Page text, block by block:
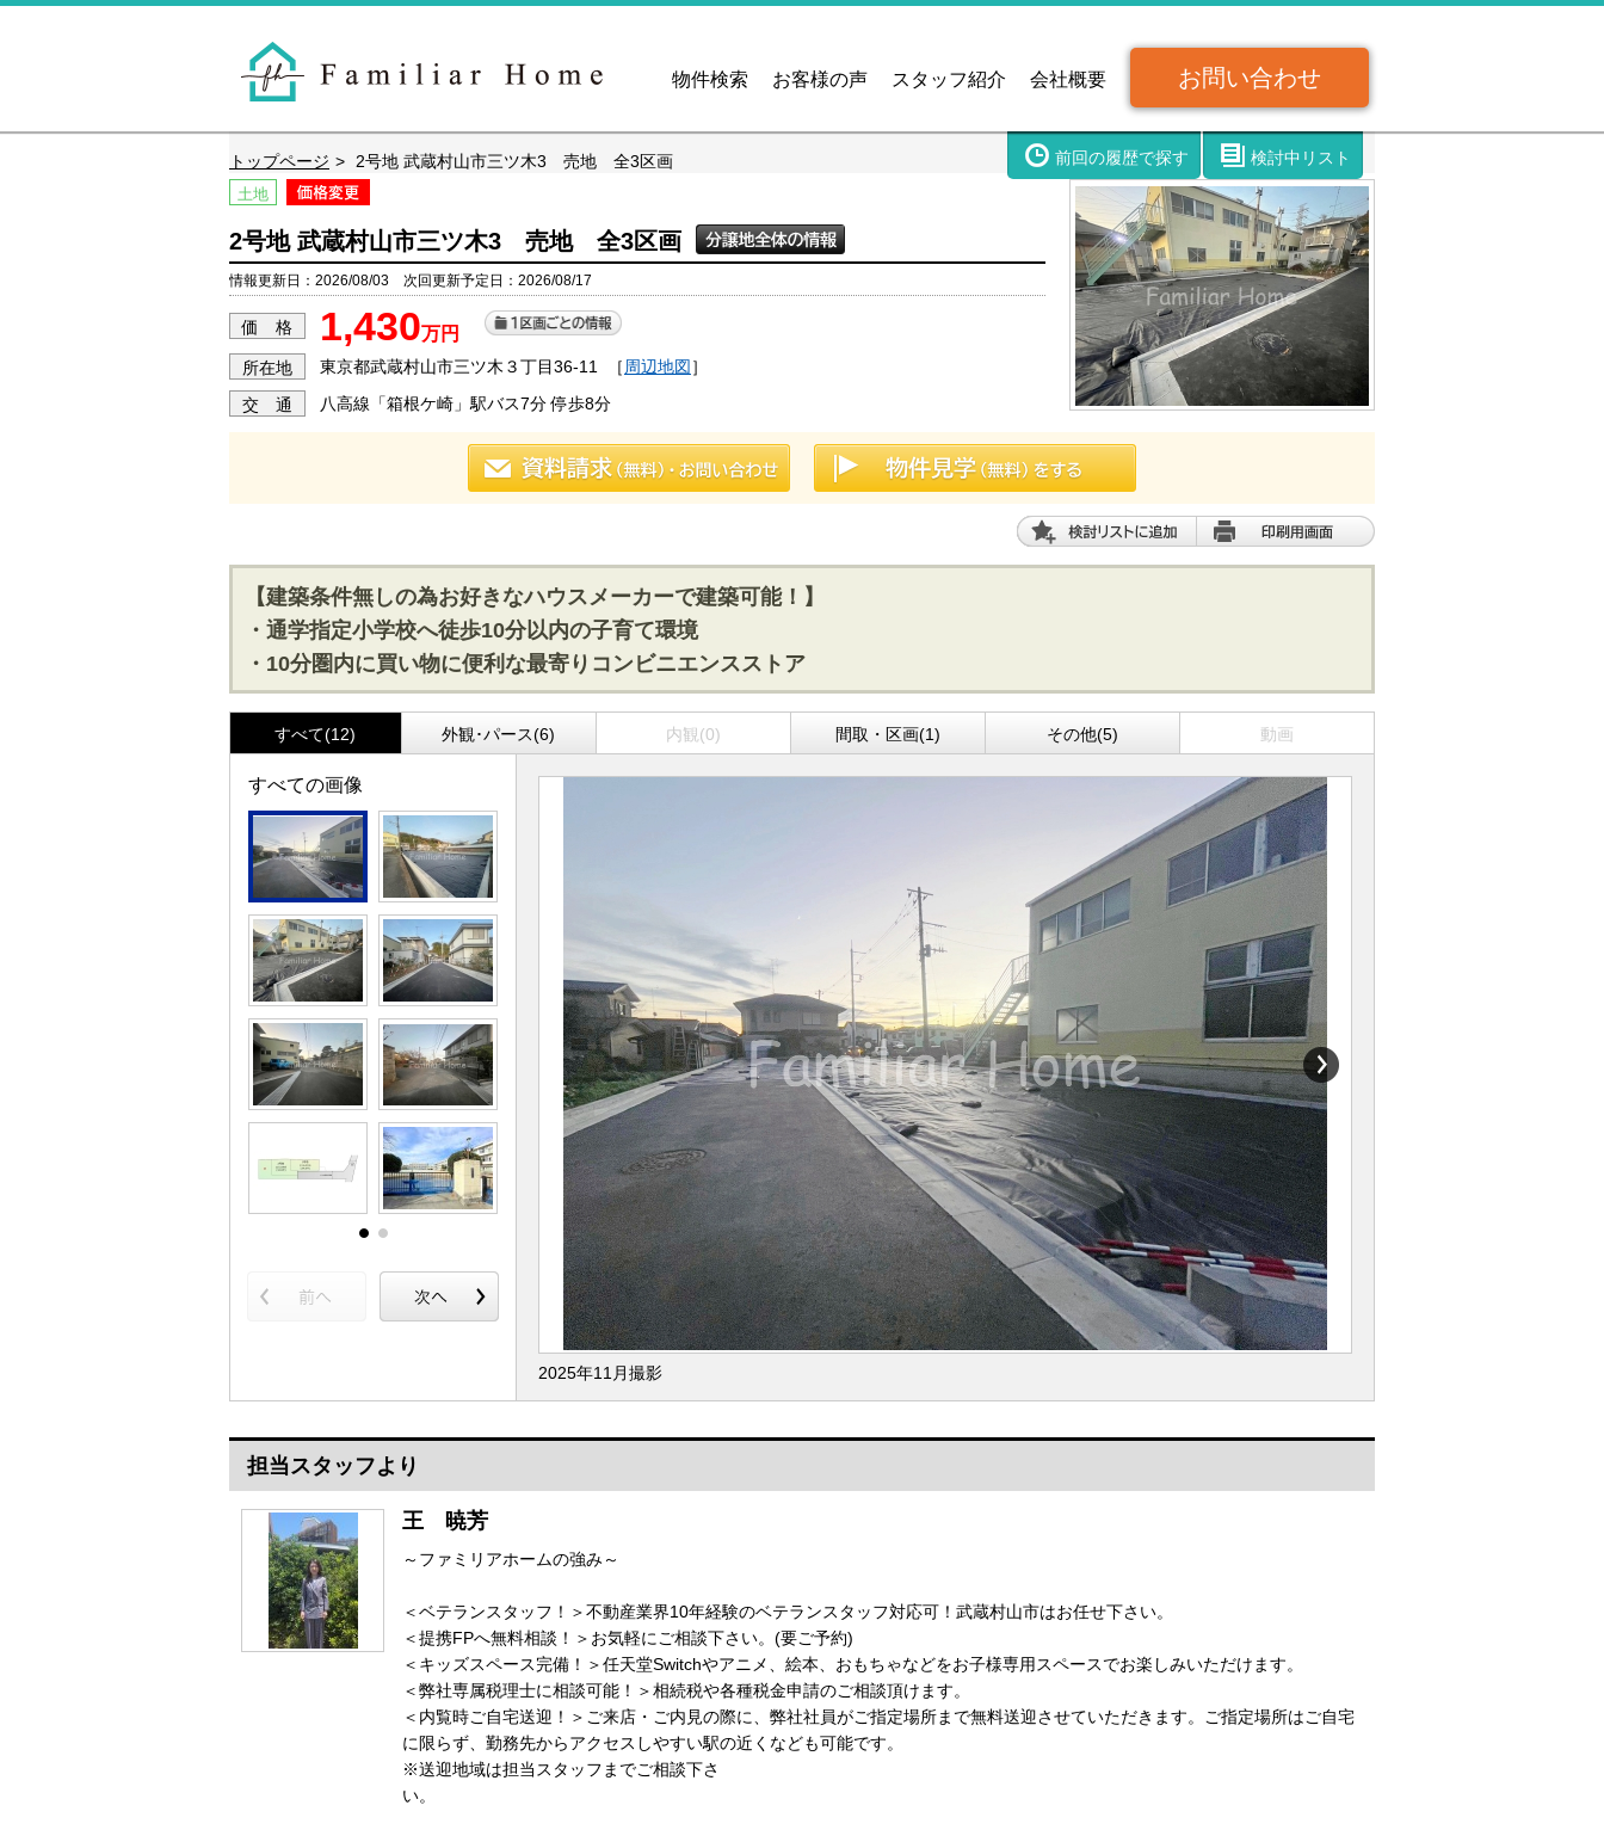
物件検索 お客様の声 スタッフ紹介 会社概要 お問い合わせ
前回の履歴で探す 検討中リスト
トップページ 2号地 武蔵村山市三ツ木3 売地 全3区画
土地
2号地 武蔵村山市三ツ木3 売地 全3区画
情報更新日：2026/08/03 次回更新予定日：2026/08/17
価 格 1,430万円
所在地 東京都武蔵村山市三ツ木３丁目36-11 ［ 周辺地図］
交 通 八高線「箱根ケ崎」駅バス7分 停歩8分
【建築条件無しの為お好きなハウスメーカーで建築可能！】
・通学指定小学校へ徒歩10分以内の子育て環境
・10分圏内に買い物に便利な最寄りコンビニエンスストア
すべて(12) 外観･パース(6) 内観(0) 間取・区画(1) その他(5) 動画
すべての画像
2025年11月撮影
担当スタッフより
王 暁芳
～ファミリアホームの強み～
＜ベテランスタッフ！＞不動産業界10年経験のベテランスタッフ対応可！武蔵村山市はお任せ下さい。
＜提携FPへ無料相談！＞お気軽にご相談下さい。(要ご予約)
＜キッズスペース完備！＞任天堂Switchやアニメ、絵本、おもちゃなどをお子様専用スペースでお楽しみいただけます。
＜弊社専属税理士に相談可能！＞相続税や各種税金申請のご相談頂けます。
＜内覧時ご自宅送迎！＞ご来店・ご内見の際に、弊社社員がご指定場所まで無料送迎させていただきます。ご指定場所はご自宅
に限らず、勤務先からアクセスしやすい駅の近くなども可能です。
※送迎地域は担当スタッフまでご相談下さ
い。